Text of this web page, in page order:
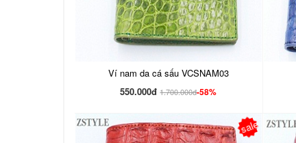
Ví nam da cá sấu VCSNAM03
550.000đ 1.700.000đ-58%
sale